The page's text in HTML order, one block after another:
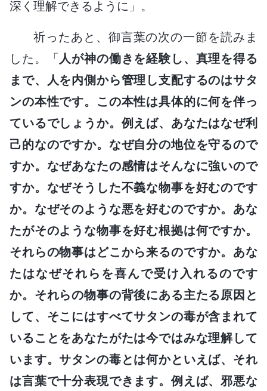
深く理解できるように」。
祈ったあと、御言葉の次の一節を読みま
した。「 人が神の働きを経験し、真理を得る
まで、人を内側から管理し支配するのはサタ
ンの本性です。この本性は具体的に何を伴っ
ているでしょうか。例えば、あなたはなぜ利
己的なのですか。なぜ自分の地位を守るので
すか。なぜあなたの感情はそんなに強いので
すか。なぜそうした不義な物事を好むのです
か。なぜそのような悪を好むのですか。あな
たがそのような物事を好む根拠は何ですか。
それらの物事はどこから来るのですか。あな
たはなぜそれらを喜んで受け入れるのです
か。それらの物事の背後にある主たる原因と
して、そこにはすべてサタンの毒が含まれて
いることをあなたがたは今ではみな理解して
います。サタンの毒とは何かといえば、それ
は言葉で十分表現できます。例えば、邪悪な